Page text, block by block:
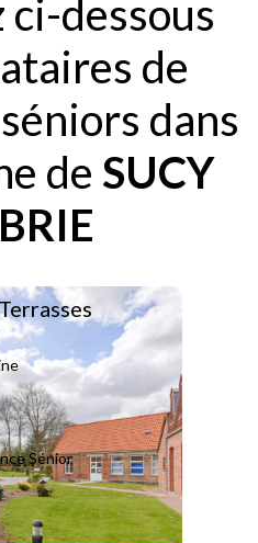
dessous
de
dans
de SUCY
Sénior